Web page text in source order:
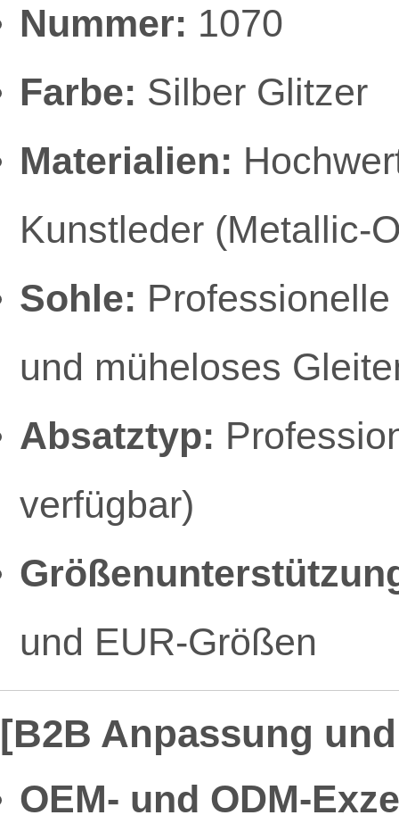
Nummer: 1070
Farbe: Silber Glitzer
Materialien:
Kunstleder (Metallic-
Sohle:
und müheloses
Absatztyp:
verfügbar)
und EUR-Größen
[B2B Anpassung
OEM- und ODM-